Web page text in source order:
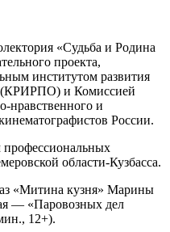
«Судьба и Родина
проекта,
институтом развития
(КРИРПО) и Комиссией
нравственного и
России.
области-Кузбасса.
«Митина кузня» Марины
— «Паровозных дел
12+).